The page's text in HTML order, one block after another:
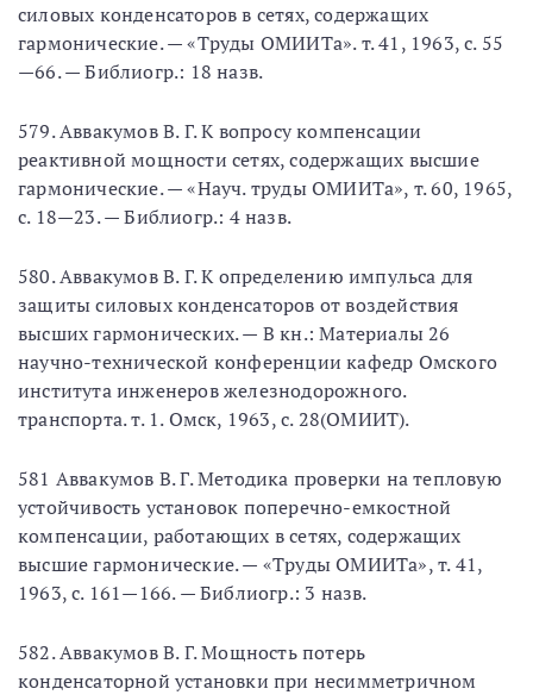
силовых конденсаторов в сетях, содержащих
гармонические. — «Труды ОМИИТа». т. 41, 1963, с. 55
—66. — Библиогр.: 18 назв.
579. Аввакумов В. Г. К вопросу компенсации
реактивной мощности сетях, содержащих высшие
гармонические. — «Науч. труды ОМИИТа», т. 60, 1965,
с. 18—23. — Библиогр.: 4 назв.
580. Аввакумов В. Г. К определению импульса для
защиты силовых конденсаторов от воздействия
высших гармонических. — В кн.: Материалы 26
научно-технической конференции кафедр Омского
института инженеров железнодорожного.
транспорта. т. 1. Омск, 1963, с. 28(ОМИИТ).
581 Аввакумов В. Г. Методика проверки на тепловую
устойчивость установок поперечно-емкостной
компенсации, работающих в сетях, содержащих
высшие гармонические. — «Труды ОМИИТа», т. 41,
1963, с. 161—166. — Библиогр.: 3 назв.
582. Аввакумов В. Г. Мощность потерь
конденсаторной установки при несимметричном